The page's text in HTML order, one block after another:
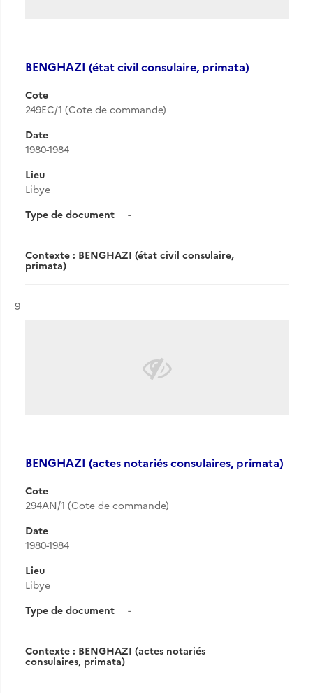
BENGHAZI (état civil consulaire, primata)
Cote
249EC/1 (Cote de commande)
Date
1980-1984
Lieu
Libye
Type de document
-
Contexte : BENGHAZI (état civil consulaire,
primata)
Résultat n°
9
BENGHAZI (actes notariés consulaires, primata)
Cote
294AN/1 (Cote de commande)
Date
1980-1984
Lieu
Libye
Type de document
-
Contexte : BENGHAZI (actes notariés
consulaires, primata)